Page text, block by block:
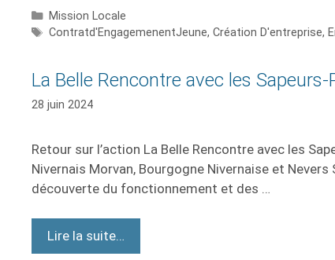
Mission Locale
Contratd'EngagemenentJeune, Création D'entreprise,
La Belle Rencontre avec les
28 juin 2024
Retour sur l’action La Belle Rencontre avec les
Nivernais Morvan, Bourgogne Nivernaise et
découverte du fonctionnement et des …
Lire la suite…